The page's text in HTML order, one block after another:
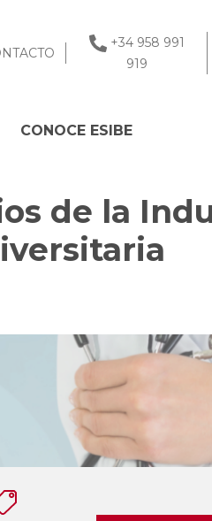
+34 958 991
919
CONOCE ESIBE
de la